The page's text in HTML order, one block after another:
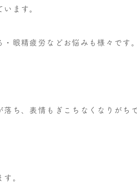
ます。
眼精疲労などお悩みも様々です。
ち、表情もぎこちなくなりがち
。